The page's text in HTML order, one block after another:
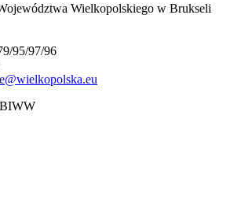
Wielkopolskiego w Brukseli
95/97/96